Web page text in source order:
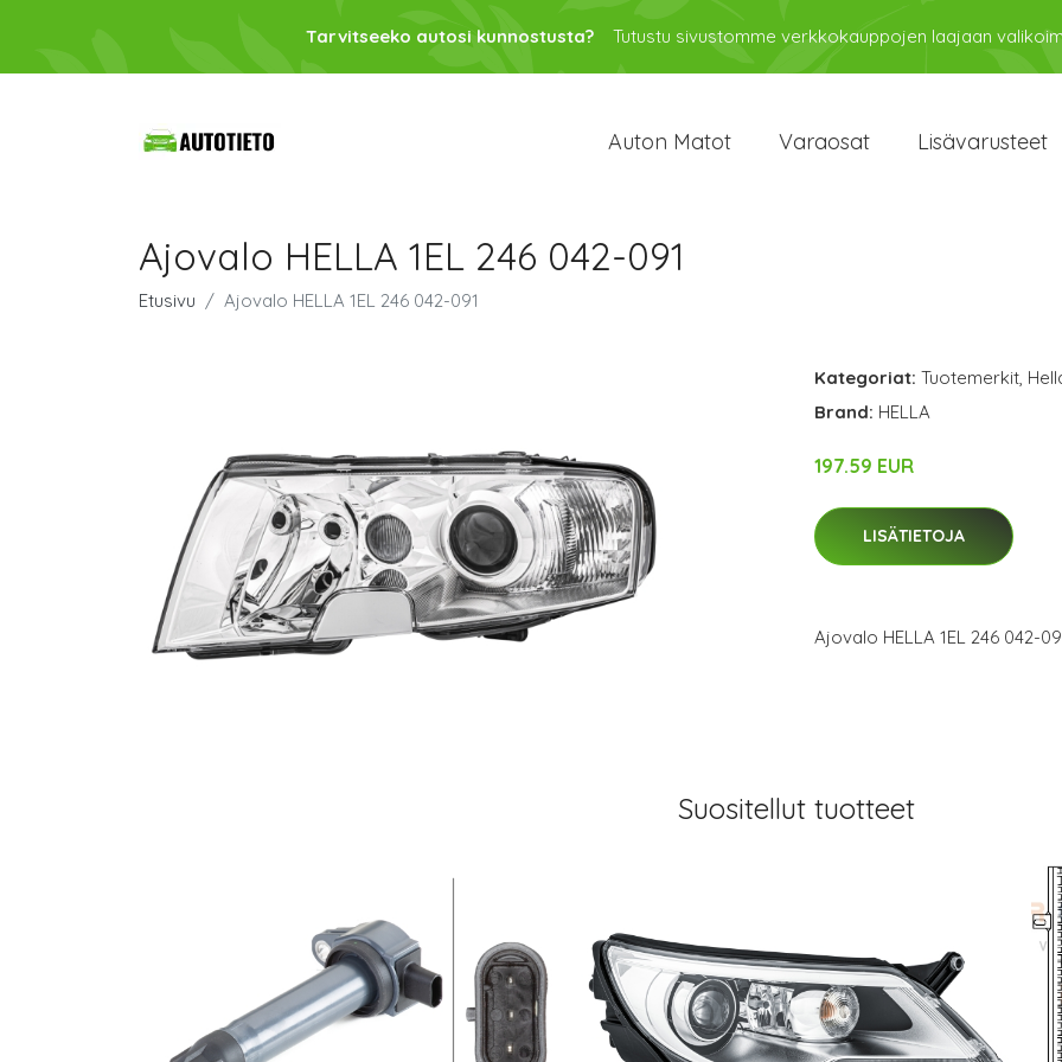
Tarvitseeko autosi kunnostusta? Tutustu sivustomme verkkokauppojen laajaan
Auton Matot Varaosat Lisävarusteet
Ajovalo HELLA 1EL 246 042-091
Etusivu Ajovalo HELLA 1EL 246 042-091
Kategoriat: Tuotemerkit,
Brand: HELLA
197.59 EUR
LISÄTIETOJA
Ajovalo HELLA 1EL 246 042-
Suositellut tuotteet